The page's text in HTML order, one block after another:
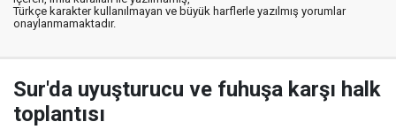
Türkçe karakter kullanılmayan ve büyük harflerle yazılmış yorumlar
onaylanmamaktadır.
Sur'da uyuşturucu ve fuhuşa karşı halk
toplantısı